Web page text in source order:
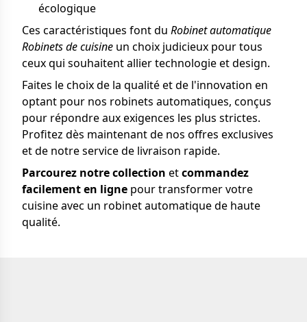
écologique
Ces caractéristiques font du Robinet automatique
Robinets de cuisine un choix judicieux pour tous
ceux qui souhaitent allier technologie et design.
Faites le choix de la qualité et de l'innovation en
optant pour nos robinets automatiques, conçus
pour répondre aux exigences les plus strictes.
Profitez dès maintenant de nos offres exclusives
et de notre service de livraison rapide.
Parcourez notre collection etcommandez
facilement en ligne pour transformer votre
cuisine avec un robinet automatique de haute
qualité.